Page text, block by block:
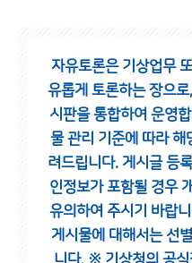
자유토론은 기상업무
유롭게 토론하는 장으로,
시판을 통합하여 운영
물 관리 기준에 따라 해
려드립니다. 게시글 등
인정보가 포함될 경우
유의하여 주시기 바랍
게시물에 대해서는 선
니다. ※ 기상청의 공식